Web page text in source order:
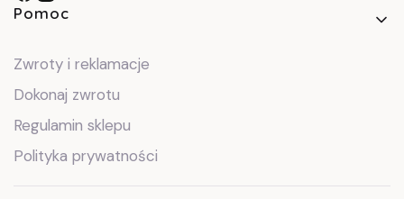
Linki w stopce
Pomoc
Zwroty i reklamacje
Dokonaj zwrotu
Regulamin sklepu
Polityka prywatności